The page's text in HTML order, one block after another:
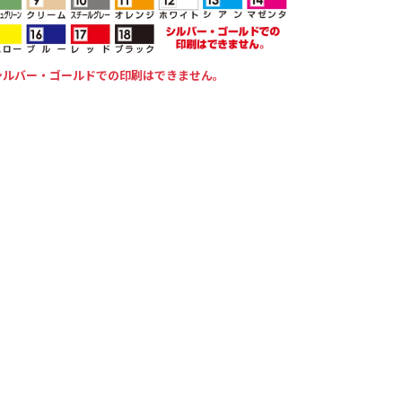
バー・ゴールドでの印刷はできません。